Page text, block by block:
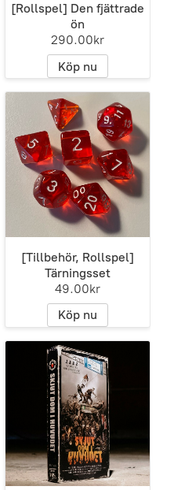
[Rollspel] Den fjättrade
ön
290.00kr
Köp nu
[Tillbehör, Rollspel]
Tärningsset
49.00kr
Köp nu